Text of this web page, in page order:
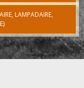
LAMPADAIRE,